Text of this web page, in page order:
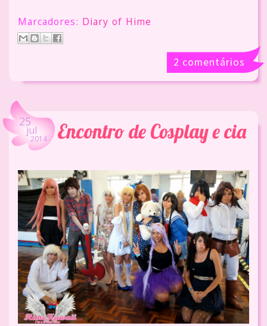
Marcadores: Diary of Hime
2 comentários
25jul
2014 Encontro de Cosplay e cia